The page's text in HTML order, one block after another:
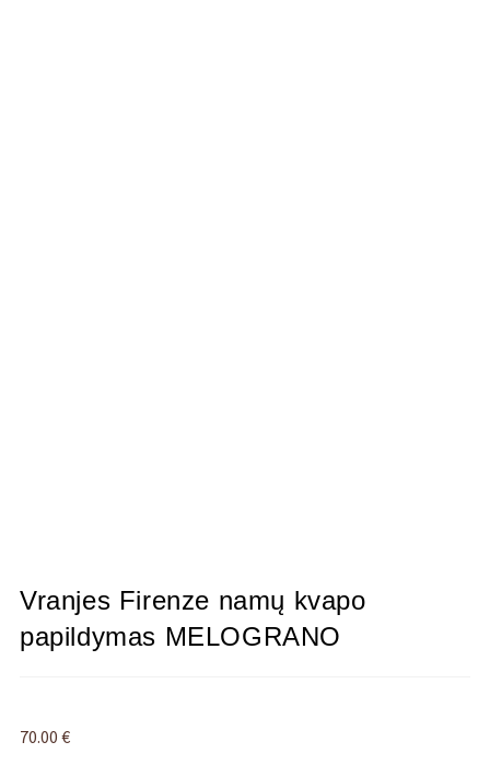
Vranjes Firenze namų kvapo
papildymas MELOGRANO
70.00€